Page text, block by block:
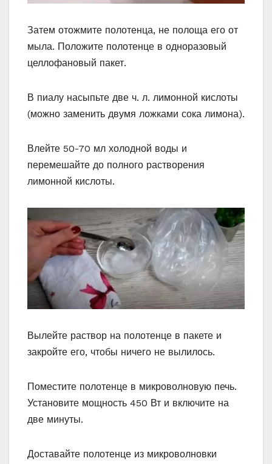
Затем отожмите полотенца, не полоща его от
мыла. Положите полотенце в одноразовый
целлофановый пакет.
В пиалу насыпьте две ч. л. лимонной кислоты
(можно заменить двумя ложками сока лимона).
Влейте 50-70 мл холодной воды и
перемешайте до полного растворения
лимонной кислоты.
Вылейте раствор на полотенце в пакете и
закройте его, чтобы ничего не вылилось.
Поместите полотенце в микроволновую печь.
Установите мощность 450 Вт и включите на
две минуты.
Доставайте полотенце из микроволновки